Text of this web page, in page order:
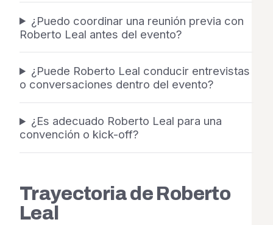
¿Puedo coordinar una reunión previa con
Roberto Leal antes del evento?
¿Puede Roberto Leal conducir entrevistas
o conversaciones dentro del evento?
¿Es adecuado Roberto Leal para una
convención o kick-off?
Trayectoria de Roberto
Leal